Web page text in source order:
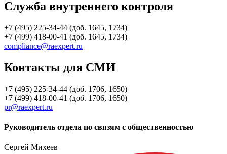
Служба внутреннего контроля
+7 (495) 225-34-44 (доб. 1645, 1734)
+7 (499) 418-00-41 (доб. 1645, 1734)
compliance@raexpert.ru
Контакты для СМИ
+7 (495) 225-34-44 (доб. 1706, 1650)
+7 (499) 418-00-41 (доб. 1706, 1650)
pr@raexpert.ru
Руководитель отдела по связям с общественностью
Сергей Михеев